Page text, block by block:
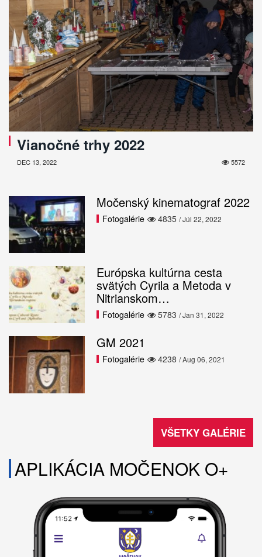
Vianočné trhy 2022
5572
DEC 13, 2022
Močenský kinematograf 2022
4835
Fotogalérie / Júl 22, 2022
Európska kultúrna cesta
svätých Cyrila a Metoda v
Nitrianskom…
5783
Fotogalérie / Jan 31, 2022
GM 2021
4238
Fotogalérie / Aug 06, 2021
VŠETKY GALÉRIE
APLIKÁCIA MOČENOK O+